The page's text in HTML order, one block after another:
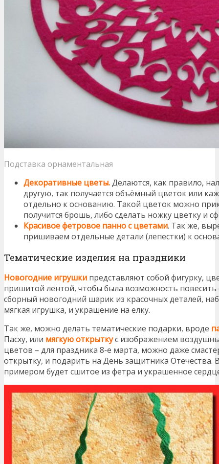
Подставка орнаментальная
Декоративные цветы.Делаются, как правило,
другую, так получается объёмный цветок или
отдельно к основанию. Такой цветок можно
получится брошь, либо сделать ножку цветку и
Красивое фетровое панно с цветами. Так же,
пришиваем отдельные детали (лепестки) к
Тематические изделия на праздники
Новогодние игрушки представляют собой фигурку,
пришитой лентой, чтобы была возможность повесить
сборный новогодний шарик из красочных деталей,
мягкая игрушка, и украшение на елку.
Так же, можно делать тематические подарки, вроде
Пасху, или мягкую открыткус изображением
цветов – для праздника 8-е марта, можно даже
открытку, и подарить на День защитника Отечества.
примером будет сшитое из фетра и украшенное